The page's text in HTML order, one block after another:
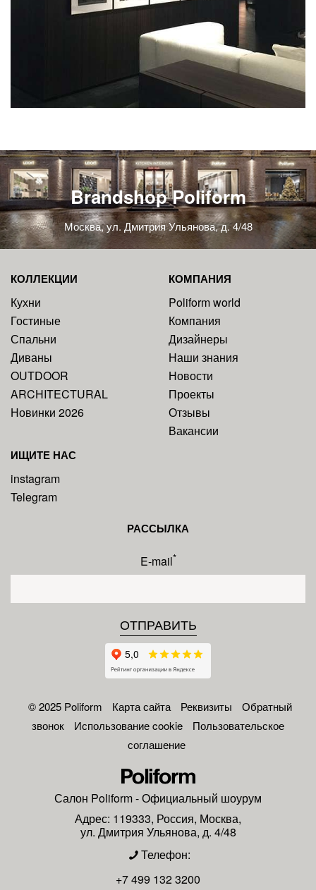
Brandshop Poliform
Москва, ул. Дмитрия Ульянова, д. 4/48
КОЛЛЕКЦИИ
Кухни
Гостиные
Спальни
Диваны
OUTDOOR
ARCHITECTURAL
Новинки 2026
КОМПАНИЯ
Poliform world
Компания
Дизайнеры
Наши знания
Новости
Проекты
Отзывы
Вакансии
ИЩИТЕ НАС
instagram
Telegram
РАССЫЛКА
E-mail*
© 2025 Poliform Карта сайта Реквизиты
Обратный
звонок
Использование cookie
Пользовательское
соглашение
Салон Poliform- Официальный шоурум
Адрес: 119333, Россия, Москва,
ул. Дмитрия Ульянова, д. 4/48
Телефон:
+7 499 132 3200